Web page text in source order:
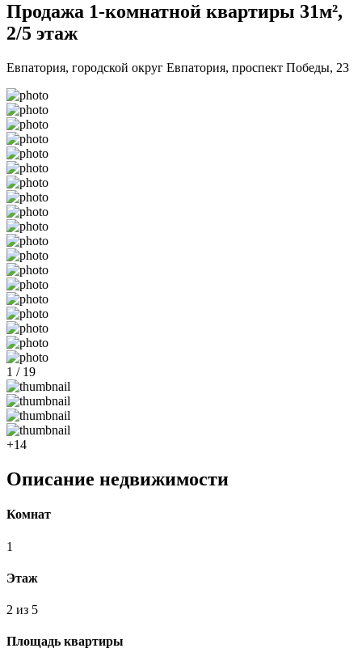
Продажа 1-комнатной квартиры 31м²,
2/5 этаж
Евпатория, городской округ Евпатория, проспект Победы, 23
1 / 19
+14
Описание недвижимости
Комнат
1
Этаж
2 из 5
Площадь квартиры